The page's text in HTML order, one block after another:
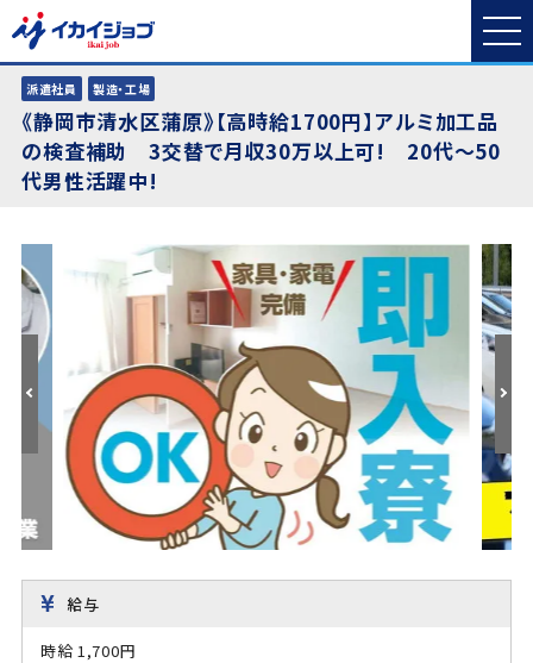
派遣社員 製造・工場
《静岡市清水区蒲原》【高時給1700円】アルミ加工品
の検査補助 3交替で月収30万以上可! 20代～50
代男性活躍中!
給与
時給 1,700円